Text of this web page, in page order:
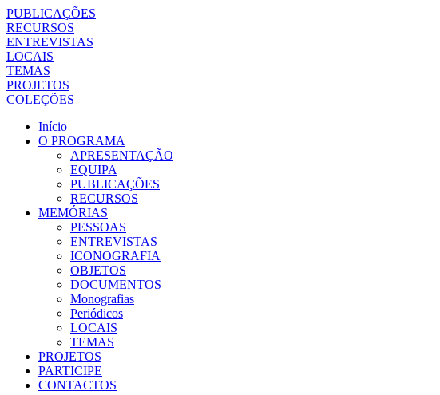
PUBLICAÇÕES
RECURSOS
ENTREVISTAS
LOCAIS
TEMAS
PROJETOS
COLEÇÕES
Início
O PROGRAMA
APRESENTAÇÃO
EQUIPA
PUBLICAÇÕES
RECURSOS
MEMÓRIAS
PESSOAS
ENTREVISTAS
ICONOGRAFIA
OBJETOS
DOCUMENTOS
Monografias
Periódicos
LOCAIS
TEMAS
PROJETOS
PARTICIPE
CONTACTOS